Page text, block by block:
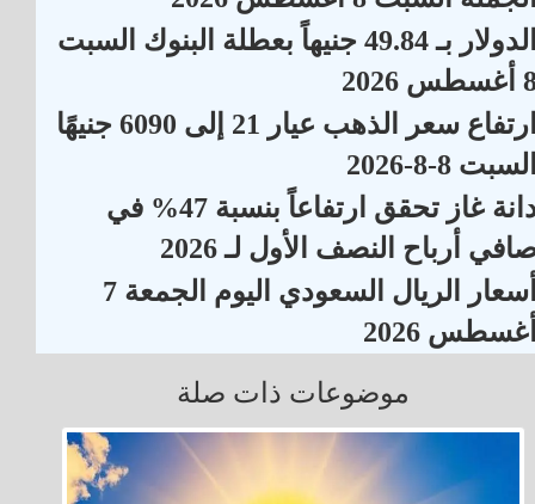
الدولار بـ 49.84 جنيهاً بعطلة البنوك السبت
2026
ارتفاع سعر الذهب عيار 21 إلى 6090 جنيهًا
8-8-2026
دانة غاز تحقق ارتفاعاً بنسبة 47% في
أرباح النصف الأول لـ 2026
أسعار الريال السعودي اليوم الجمعة 7
2026
موضوعات ذات صلة